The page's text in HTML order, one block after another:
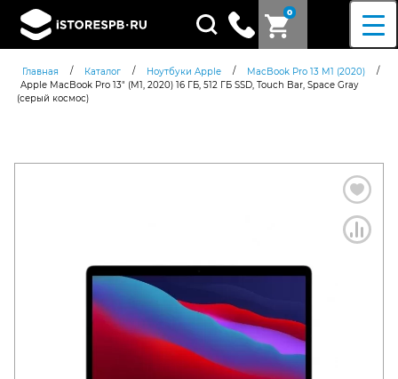
0
Поиск
товаров
Главная / Каталог / Ноутбуки Apple / MacBook Pro 13 M1 (2020)
/
Apple MacBook Pro 13″ (M1, 2020) 16 ГБ, 512 ГБ SSD, Touch Bar, Space Gray
(серый космос)